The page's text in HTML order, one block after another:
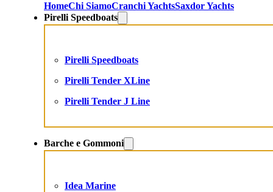
HomeChi SiamoCranchi YachtsSaxdor Yachts
Pirelli Speedboats
Pirelli Speedboats
Pirelli Tender XLine
Pirelli Tender J Line
Barche e Gommoni
Idea Marine